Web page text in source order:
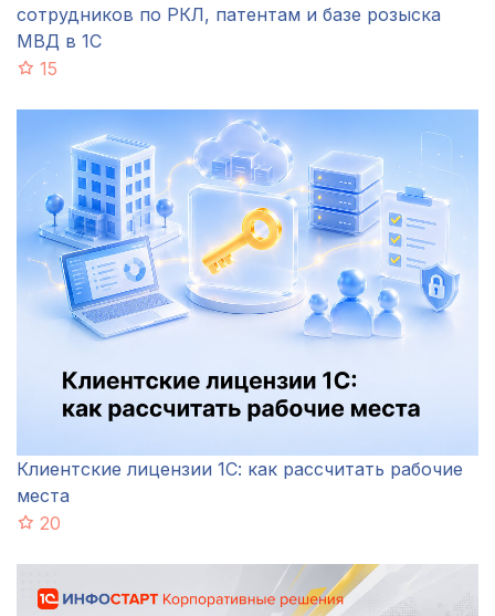
сотрудников по РКЛ, патентам и базе розыска
МВД в 1С
15
Клиентские лицензии 1С: как рассчитать рабочие
места
20